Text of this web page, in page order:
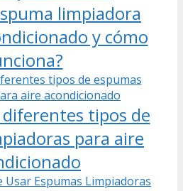
limpiadora
y cómo
diferentes tipos de
para aire